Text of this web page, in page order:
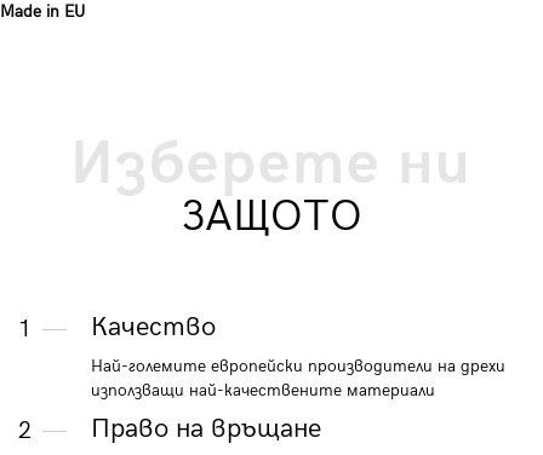
Made in EU
Изберете ни
ЗАЩОТО
1 Качество
Най-големите европейски производители на дрехи
използващи най-качествените материали
2 Право на връщане